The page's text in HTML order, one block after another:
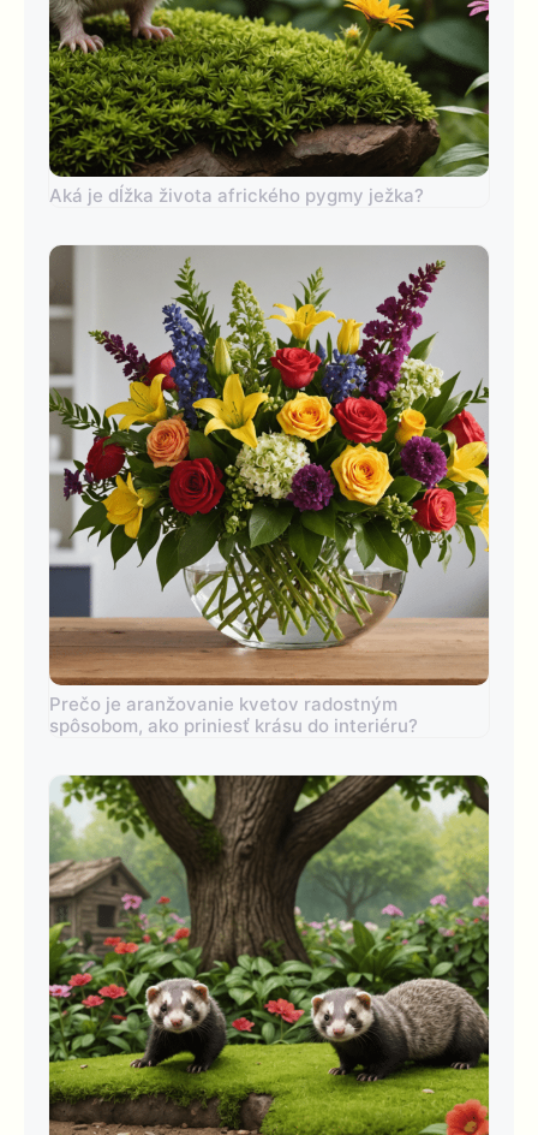
Aká je dĺžka života afrického pygmy ježka?
Prečo je aranžovanie kvetov radostným
spôsobom, ako priniesť krásu do interiéru?